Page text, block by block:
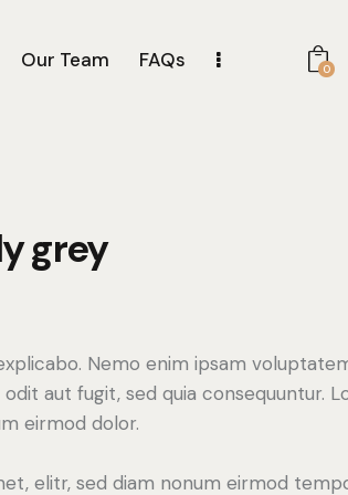
Our Team FAQs 0
grey
Nemo enim ipsam
aut fugit, sed quia consequuntur.
eirmod dolor.
elitr, sed diam nonum eirmod